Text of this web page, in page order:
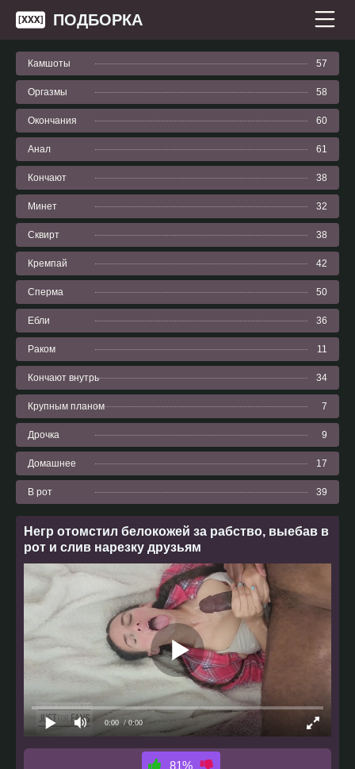
ПОДБОРКА
Камшоты 57
Оргазмы 58
Окончания 60
Анал 61
Кончают 38
Минет 32
Сквирт 38
Кремпай 42
Сперма 50
Ебли 36
Раком 11
Кончают внутрь 34
Крупным планом 7
Дрочка 9
Домашнее 17
В рот 39
Негр отомстил белокожей за рабство, выебав в
рот и слив нарезку друзьям
0:00 / 0:00
81%